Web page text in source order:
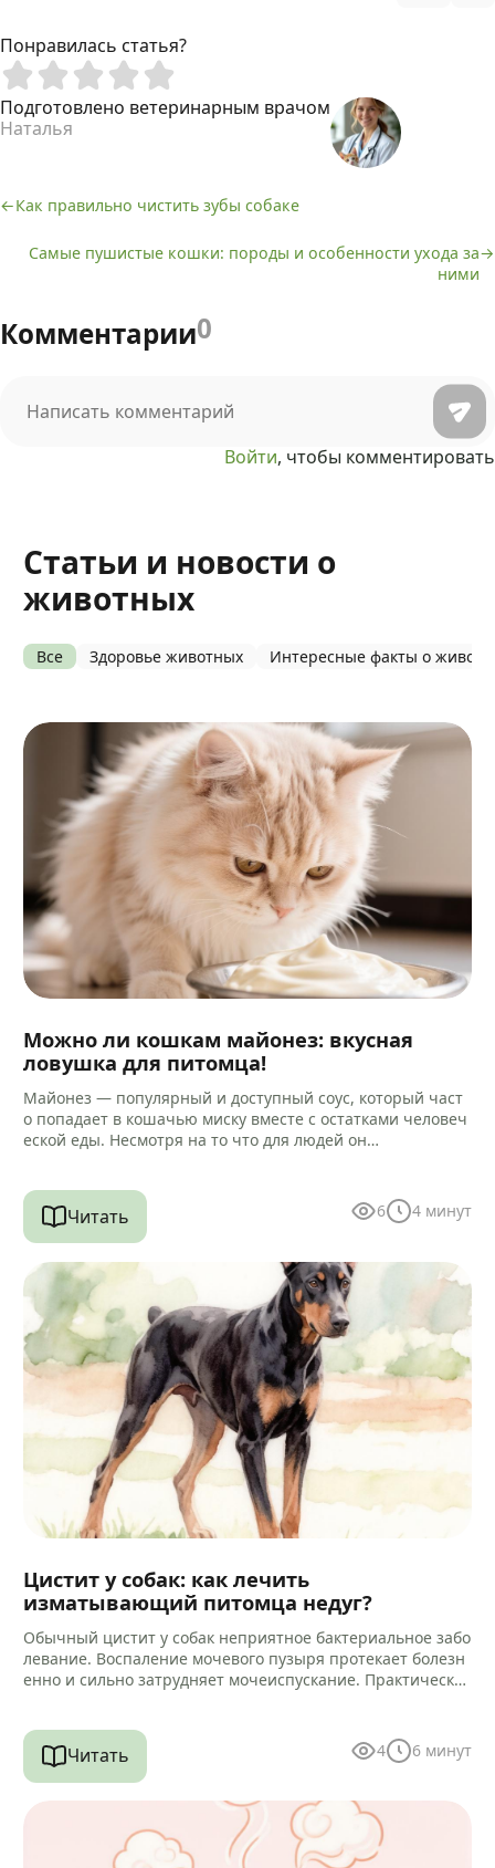
Понравилась статья?
Подготовлено ветеринарным врачом
Наталья
по
Как правильно чистить зубы собаке
Самые пушистые кошки: породы и особенности ухода за
ними
Комментарии0
Войти, чтобы комментировать
Статьи и новости о
животных
Все Здоровье животных Интересные факты о
Можно ли кошкам майонез: вкусная
ловушка для питомца!
Майонез — популярный и доступный соус, который част
о попадает в кошачью миску вместе с остатками человеч
еской еды. Несмотря на то что для людей он…
Читать 6 4 минут
Цистит у собак: как лечить
изматывающий питомца недуг?
Обычный цистит у собак неприятное бактериальное забо
левание. Воспаление мочевого пузыря протекает болезн
енно и сильно затрудняет мочеиспускание. Практически
Читать 4 6 минут